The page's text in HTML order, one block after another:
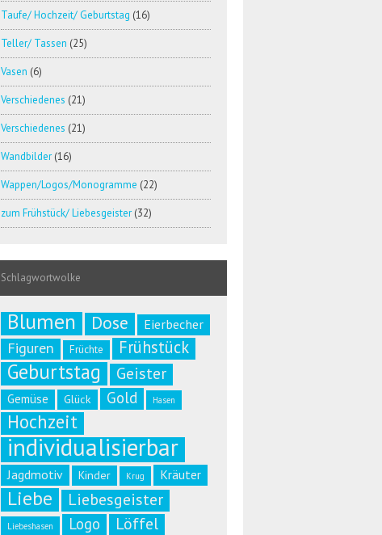
Taufe/ Hochzeit/ Geburtstag (16)
Teller/ Tassen (25)
Vasen (6)
Verschiedenes (21)
Verschiedenes (21)
Wandbilder (16)
Wappen/Logos/Monogramme (22)
zum Frühstück/ Liebesgeister (32)
Schlagwortwolke
Blumen Dose Eierbecher
Figuren Früchte Frühstück
Geburtstag Geister
Gemüse Glück Gold Hasen
Hochzeit
individualisierbar
Jagdmotiv Kinder Krug Kräuter
Liebe Liebesgeister
Liebeshasen Logo Löffel